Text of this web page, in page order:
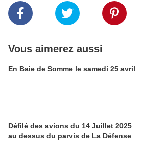
Vous aimerez aussi
En Baie de Somme le samedi 25 avril
Défilé des avions du 14 Juillet 2025
au dessus du parvis de La Défense